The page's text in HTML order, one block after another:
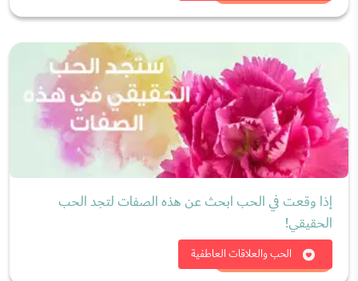
الحب والعلاقات العاطفية
إذا وقعت في الحب ابحث عن هذه الصفات لتجد الحب
الحقيقي!
شاهد الان